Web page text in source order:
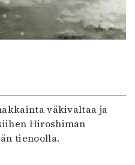
väkivaltaa ja
Hiroshiman
tienoolla.